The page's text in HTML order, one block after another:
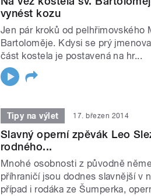
vynést kozu
Jen pár kroků od pelhřimovského
Bartoloměje. Kdysi se prý
část kostela je postavená na hr...
Tipy na výlet 17. březen 2014
Slavný operní zpěvák Leo
rodného...
Mnohé osobnosti z původně
příhraničí jsou dodnes slavnější v
případ i rodáka ze Šumperka,